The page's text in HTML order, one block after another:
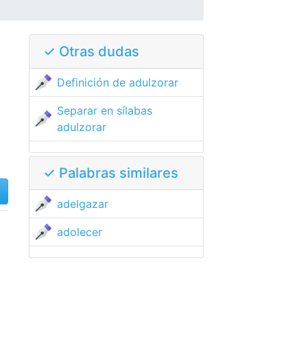
✓ Otras dudas
Definición de adulzorar
Separar en sílabas
adulzorar
✓ Palabras similares
adelgazar
adolecer